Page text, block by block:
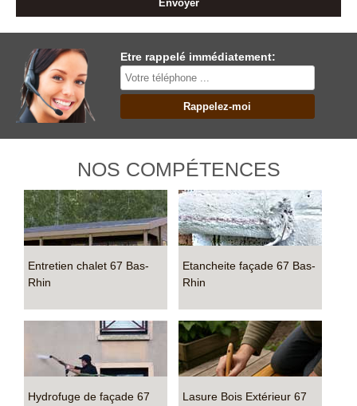
Etre rappelé immédiatement:
NOS COMPÉTENCES
Entretien chalet 67 Bas-
Rhin
Etancheite façade 67 Bas-
Rhin
Hydrofuge de façade 67
Lasure Bois Extérieur 67